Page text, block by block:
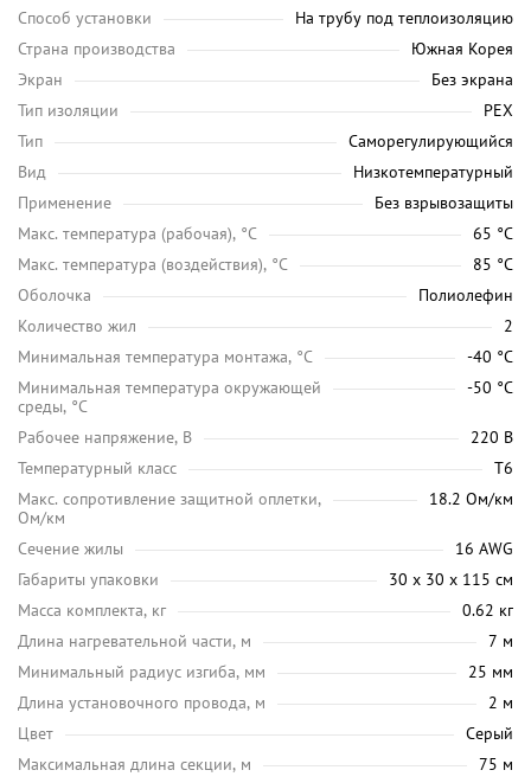
Способ установки
На трубу под теплоизоляцию
Страна производства
Южная Корея
Экран
Без экрана
Тип изоляции
PEX
Тип
Саморегулирующийся
Вид
Низкотемпературный
Применение
Без взрывозащиты
Maкс. температура (рабочая), °C
65 °C
Макс. температура (воздействия), °C
85 °C
Оболочка
Полиолефин
Количество жил
2
Минимальная температура монтажа, °C
-40 °C
Минимальная температура окружающей
среды, °C
-50 °C
Рабочее напряжение, В
220 В
Температурный класс
Т6
Макс. сопротивление защитной оплетки,
Ом/км
18.2 Ом/км
Сечение жилы
16 AWG
Габариты упаковки
30 х 30 х 115 см
Масса комплекта, кг
0.62 кг
Длина нагревательной части, м
7 м
Минимальный радиус изгиба, мм
25 мм
Длина установочного провода, м
2 м
Цвет
Серый
Максимальная длина секции, м
75 м